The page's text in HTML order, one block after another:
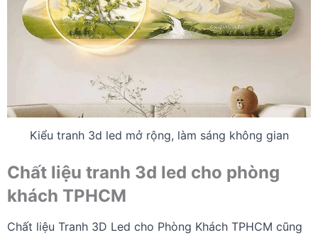
Kiểu tranh 3d led mở rộng, làm sáng không gian
Chất liệu tranh 3d led cho phòng
khách TPHCM
Chất liệu Tranh 3D Led cho Phòng Khách TPHCM cũng